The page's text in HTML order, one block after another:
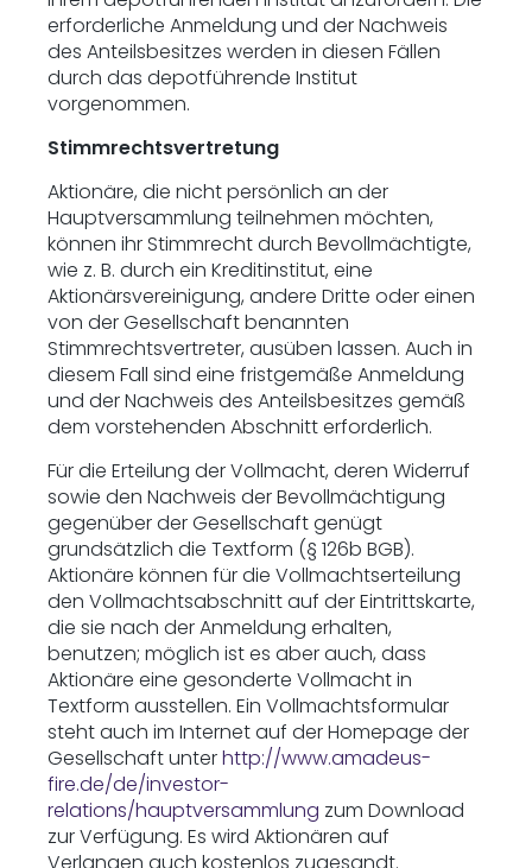
erforderliche Anmeldung und der Nachweis
des Anteilsbesitzes werden in diesen Fällen
durch das depotführende Institut
vorgenommen.
Stimmrechtsvertretung
Aktionäre, die nicht persönlich an der
Hauptversammlung teilnehmen möchten,
können ihr Stimmrecht durch Bevollmächtigte,
wie z. B. durch ein Kreditinstitut, eine
Aktionärsvereinigung, andere Dritte oder einen
von der Gesellschaft benannten
Stimmrechtsvertreter, ausüben lassen. Auch in
diesem Fall sind eine fristgemäße Anmeldung
und der Nachweis des Anteilsbesitzes gemäß
dem vorstehenden Abschnitt erforderlich.
Für die Erteilung der Vollmacht, deren Widerruf
sowie den Nachweis der Bevollmächtigung
gegenüber der Gesellschaft genügt
grundsätzlich die Textform (§ 126b BGB).
Aktionäre können für die Vollmachtserteilung
den Vollmachtsabschnitt auf der Eintrittskarte,
die sie nach der Anmeldung erhalten,
benutzen; möglich ist es aber auch, dass
Aktionäre eine gesonderte Vollmacht in
Textform ausstellen. Ein Vollmachtsformular
steht auch im Internet auf der Homepage der
Gesellschaft unterhttp://www.amadeus-
fire.de/de/investor-
relations/hauptversammlung zum Download
zur Verfügung. Es wird Aktionären auf